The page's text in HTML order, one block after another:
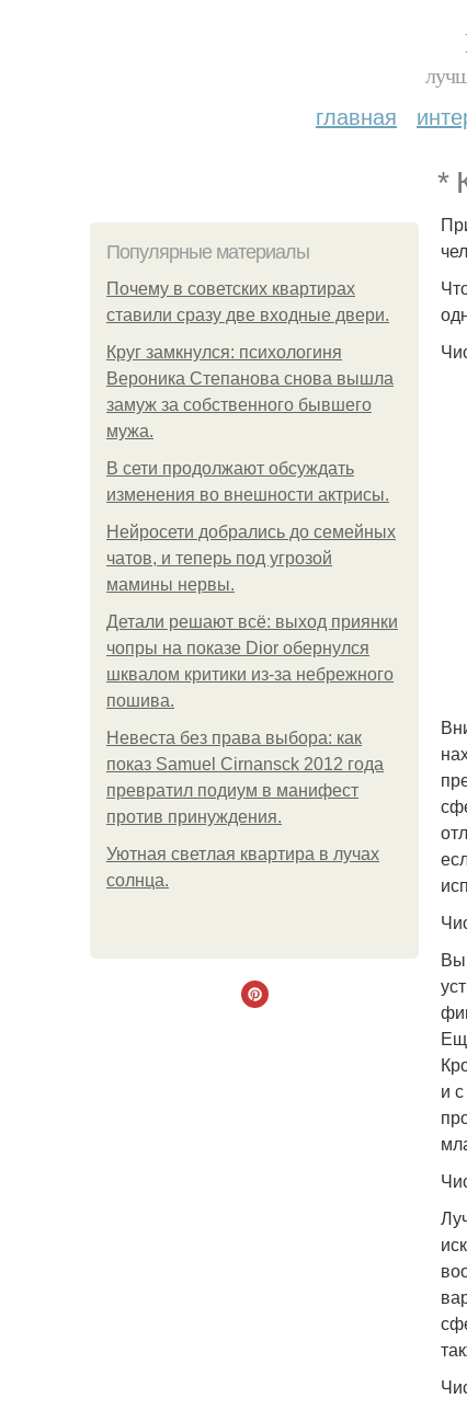
главная
*
Популярные материалы
Почему в советских квартирах
ставили сразу две входные двери.
Круг замкнулся: психологиня
Вероника Степанова снова вышла
замуж за собственного бывшего
мужа.
В сети продолжают обсуждать
изменения во внешности актрисы.
Нейросети добрались до семейных
чатов, и теперь под угрозой
мамины нервы.
Детали решают всё: выход приянки
чопры на показе Dior обернулся
шквалом критики из-за небрежного
пошива.
Невеста без права выбора: как
показ Samuel Cirnansck 2012 года
превратил подиум в манифест
против принуждения.
Уютная светлая квартира в лучах
солнца.
Вы
и